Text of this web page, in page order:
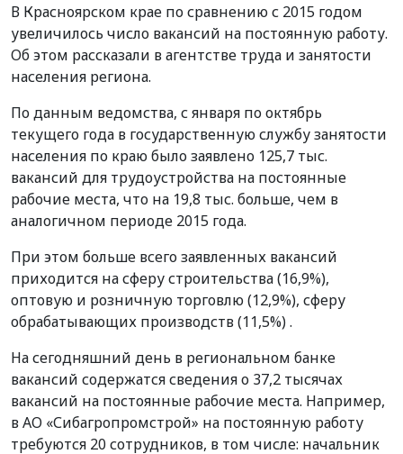
В Красноярском крае по сравнению с 2015 годом
увеличилось число вакансий на постоянную работу.
Об этом рассказали в агентстве труда и занятости
населения региона.
По данным ведомства, сянваря по октябрь
текущего года в государственную службу занятости
населения по краю было заявлено 125,7 тыс.
вакансий для трудоустройства на постоянные
рабочие места, что на 19,8 тыс. больше, чем в
аналогичном периоде 2015 года.
При этом больше всего заявленных вакансий
приходится на сферу строительства (16,9%),
оптовую и розничную торговлю (12,9%), сферу
обрабатывающих производств (11,5%) .
На сегодняшний день в региональном банке
вакансий содержатся сведения о 37,2 тысячах
вакансий на постоянные рабочие места. Например,
в АО «Сибагропромстрой» на постоянную работу
требуются 20 сотрудников, в том числе: начальник